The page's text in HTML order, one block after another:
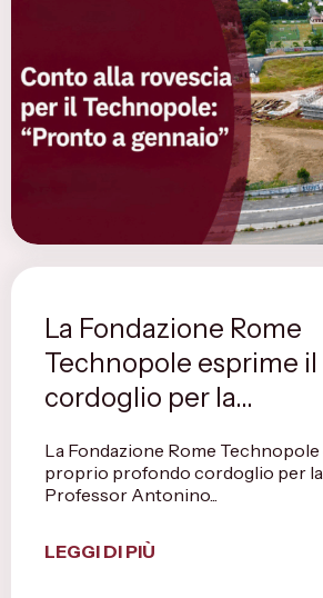
La Fondazione Rome
Technopole esprime
cordoglio per la...
La Fondazione Rome
proprio profondo cordoglio per
Professor Antonino...
LEGGI DI PIÙ